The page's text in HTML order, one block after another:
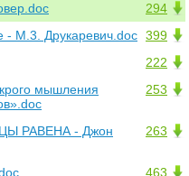
294
399
- М.3. Друкаревич.doc
222
253
мышления
263
РАВЕНА - Джон
463